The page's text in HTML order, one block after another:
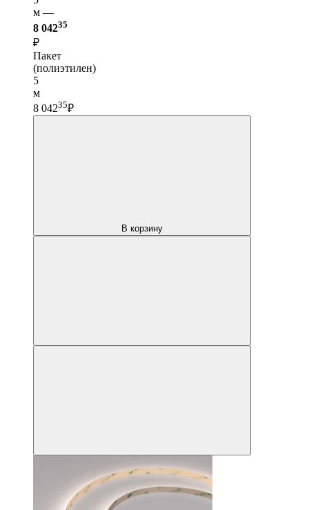
м —
8 04235
₽
Пакет
(полиэтилен)
5
м
8 04235₽
В корзину